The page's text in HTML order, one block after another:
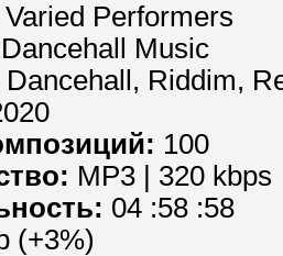
Varied Performers
Music
Dancehall, Riddim,
100
MP3 | 320 kbps
04 :58 :58
(+3%)